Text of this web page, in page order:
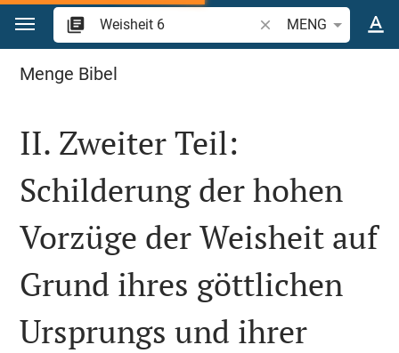
Zum Inhalt springen
Bibelstelle oder
MENG
Weisheit 6
Menge Bibel
II. Zweiter Teil:
Schilderung der hohen
Vorzüge der Weisheit auf
Grund ihres göttlichen
Ursprungs und ihrer